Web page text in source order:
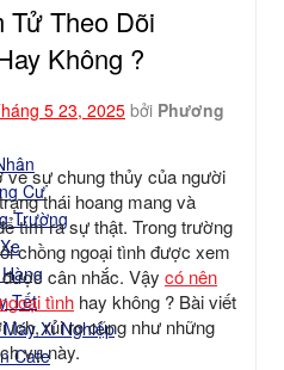
Cư
Trường
Tết
Xí Nghiệp
Cafe
Tử Theo Dõi
Không ?
5 23, 2025 bởi Phương
về sự chung thủy của người
thái hoang mang và
tìm ra sự thật. Trong trường
chồng ngoại tình được xem
cân nhắc. Vậy có nên
tình hay không ? Bài viết
ích, rủi ro cũng như những
vụ này.